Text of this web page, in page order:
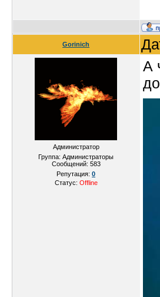
Gorinich
Администратор
Группа: Администраторы
Сообщений: 583
Репутация:0
Статус: Offline
А